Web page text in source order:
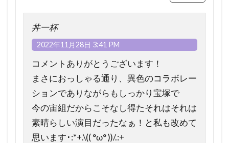
丼一杯
2022年11月28日 3:41 PM
コメントありがとうございます！
まさにおっしゃる通り、異色のコラボレー
ションでありながらもしっかり宝塚で
今の宙組だからこそなし得たそれはそれは
素晴らしい演目だったなぁ！と私も改めて
思います･:*+.\(( °ω° ))/.:+